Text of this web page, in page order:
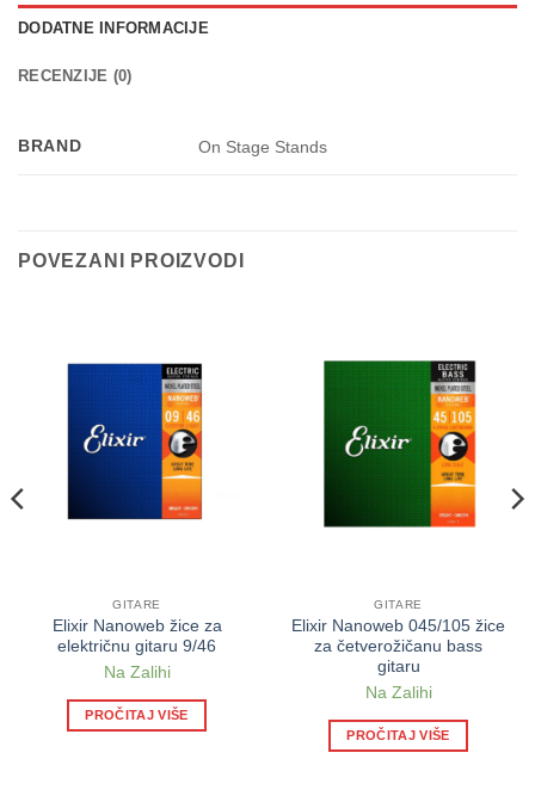
DODATNE INFORMACIJE
RECENZIJE (0)
BRAND On Stage Stands
POVEZANI PROIZVODI
GITARE
Elixir Nanoweb žice za
električnu gitaru 9/46
Na Zalihi
PROČITAJ VIŠE
GITARE
Elixir Nanoweb 045/105 žice
za četverožičanu bass
gitaru
Na Zalihi
PROČITAJ VIŠE